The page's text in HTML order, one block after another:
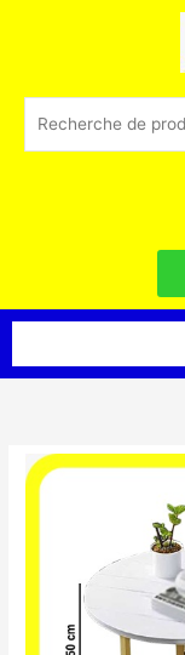
pour :
quantité
de